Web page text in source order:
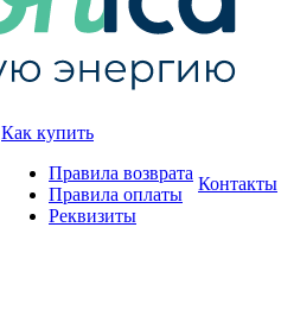
Как купить
Правила возврата
Правила оплаты
Реквизиты
Контакты